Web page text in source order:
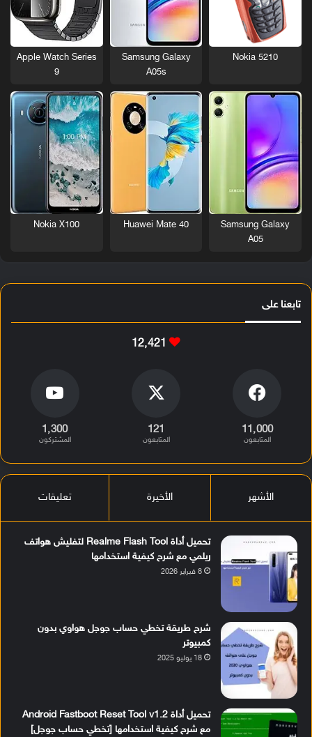
Nokia 5210
Samsung Galaxy
A05s
Apple Watch Series
9
Samsung Galaxy
A05
Huawei Mate 40
Nokia X100
تابعنا على
12٬421
11٬000
المتابعون
121
المتابعون
1٬300
المشتركون
الأشهر الأخيرة تعليقات
تحميل أداة Realme Flash Tool لتفليش هواتف
ريلمي مع شرح كيفية استخدامها
8 فبراير 2026
شرح طريقة تخطي حساب جوجل هواوي بدون
كمبيوتر
18 يوليو 2025
تحميل أداة Android Fastboot Reset Tool v1.2
مع شرح كيفية استخدامها [تخطي حساب جوجل]